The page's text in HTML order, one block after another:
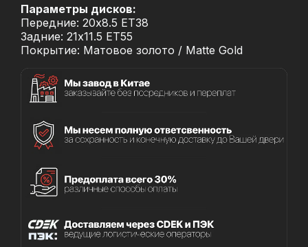
Параметры дисков:
Передние: 20x8.5 ET38
Задние: 21x11.5 ET55
Покрытие: Матовое золото / Matte Gold